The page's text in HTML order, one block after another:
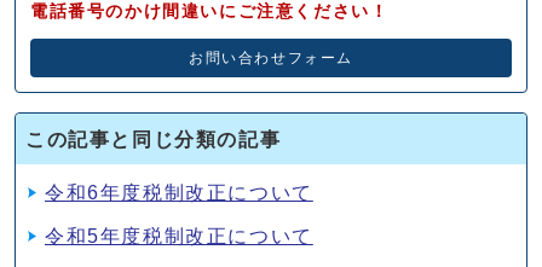
電話番号のかけ間違いにご注意ください！
お問い合わせフォーム
この記事と同じ分類の記事
令和6年度税制改正について
令和5年度税制改正について